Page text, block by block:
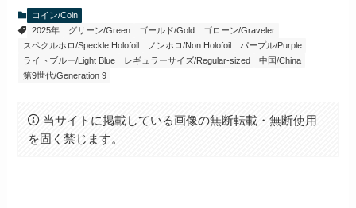
コイン/Coin
2025年
グリーン/Green ゴールド/Gold
ゴローン/Graveler
スペクルホロ/Speckle Holofoil
ノンホロ/Non Holofoil
パープル/Purple
ライトブルー/Light Blue
レギュラーサイズ/Regular-sized
中国/China
第9世代/Generation 9
当サイトに掲載している画像の無断転載・無断使用
を固く禁じます。